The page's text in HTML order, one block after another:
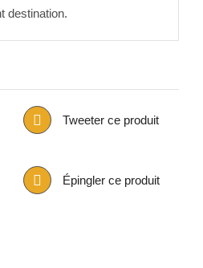
destination.
Tweeter ce produit
Épingler ce produit